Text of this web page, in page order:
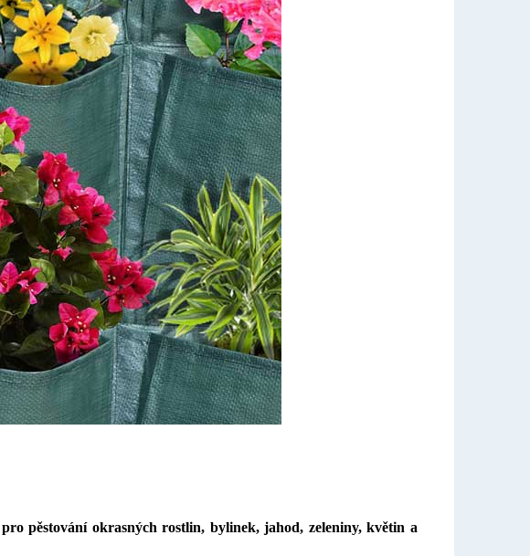
pěstování okrasných rostlin, bylinek, jahod, zeleniny, květin a